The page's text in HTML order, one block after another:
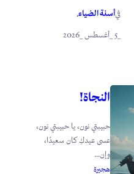
فيأسنة الضياء.
_5 _أغسطس _2026
النجاة!
حبيبتي نون، يا حبيبتي نون،
عسى عيدكِ كان سعيدًا،
وإن...
هجيرة